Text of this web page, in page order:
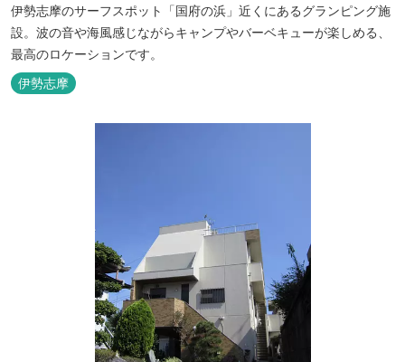
伊勢志摩のサーフスポット「国府の浜」近くにあるグランピング施
設。波の音や海風感じながらキャンプやバーベキューが楽しめる、
最高のロケーションです。
伊勢志摩